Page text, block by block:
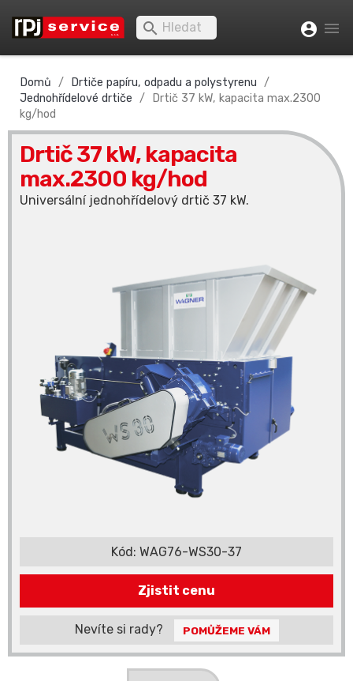
 account_circle 
Domů
Drtiče papíru, odpadu a polystyrenu
Jednohřídelové drtiče
Drtič 37 kW, kapacita max.2300
kg/hod
Drtič 37 kW, kapacita
max.2300 kg/hod
Universální jednohřídelový drtič 37 kW.
Kód: WAG76-WS30-37
Zjistit cenu
Nevíte si rady? POMŮŽEME VÁM